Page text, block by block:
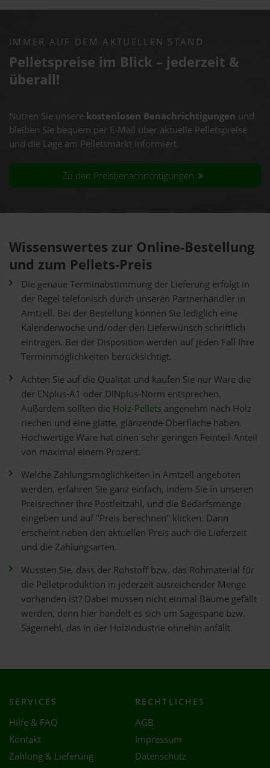
IMMER AUF DEM AKTUELLEN STAND
Pelletspreise im Blick – jederzeit &
überall!
Nutzen Sie unsere kostenlosen Benachrichtigungen und
bleiben Sie bequem per E-Mail über aktuelle Pelletspreise
und die Lage am Pelletsmarkt informiert.
Zu den Preisbenachrichtigungen
Wissenswertes zur Online-Bestellung
und zum Pellets-Preis
Die genaue Terminabstimmung der Lieferung erfolgt in
der Regel telefonisch durch unseren Partnerhändler in
Amtzell. Bei der Bestellung können Sie lediglich eine
Kalenderwoche und/oder den Lieferwunsch schriftlich
eintragen. Bei der Disposition werden auf jeden Fall Ihre
Terminmöglichkeiten berücksichtigt.
Achten Sie auf die Qualität und kaufen Sie nur Ware die
der ENplus-A1 oder DINplus-Norm entsprechen.
Außerdem sollten die Holz-Pellets angenehm nach Holz
riechen und eine glatte, glänzende Oberfläche haben.
Hochwertige Ware hat einen sehr geringen Feinteil-Anteil
von maximal einem Prozent.
Welche Zahlungsmöglichkeiten in Amtzell angeboten
werden, erfahren Sie ganz einfach, indem Sie in unseren
Preisrechner Ihre Postleitzahl, und die Bedarfsmenge
eingeben und auf "Preis berechnen" klicken. Dann
erscheint neben den aktuellen Preis auch die Lieferzeit
und die Zahlungsarten.
Wussten Sie, dass der Rohstoff bzw. das Rohmaterial für
die Pelletproduktion in jederzeit ausreichender Menge
vorhanden ist? Dabei müssen nicht einmal Bäume gefällt
werden, denn hier handelt es sich um Sägespäne bzw.
Sägemehl, das in der Holzindustrie ohnehin anfällt.
SERVICES
Hilfe & FAQ
Kontakt
Zahlung & Lieferung
RECHTLICHES
AGB
Impressum
Datenschutz